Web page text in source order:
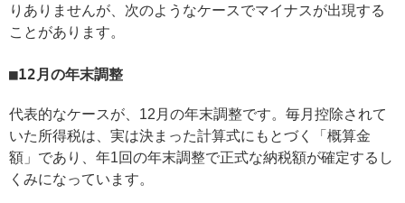
りありませんが、次のようなケースでマイナスが出現する
ことがあります。
12月の年末調整
代表的なケースが、12月の年末調整です。毎月控除されて
いた所得税は、実は決まった計算式にもとづく「概算金
額」であり、年1回の年末調整で正式な納税額が確定するし
くみになっています。